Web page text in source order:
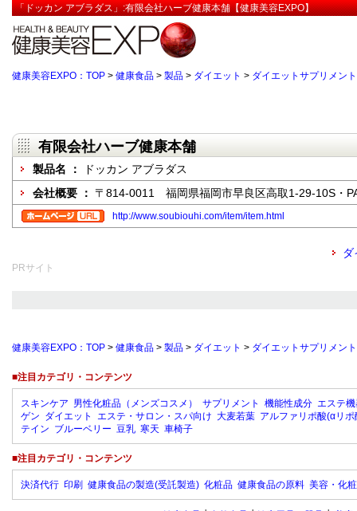
「ドッカン アブラダス」:有限会社ハーブ健康本舗【健康美容EXPO】
健康美容EXPO：TOP > 健康食品 > 製品 > ダイエット > ダイエットサプリメント
有限会社ハーブ健康本舗
製品名 ：
ドッカン アブラダス
会社概要 ： 〒814-0011 福岡県福岡市早良区高取1-29-10S・
http://www.soubiouhi.com/item/item.html
PRサイト
健康美容EXPO：TOP > 健康食品 > 製品 > ダイエット > ダイエットサプリメント
■注目カテゴリ・コンテンツ
スキンケア 男性化粧品（メンズコスメ） サプリメント 機能性成分 エステ
ゲン ダイエット エステ・サロン・スパ向け 大麦若葉 アルファリポ酸(αリポ
テイン ブルーベリー 豆乳 寒天 車椅子
■注目カテゴリ・コンテンツ
決済代行 印刷 健康食品の製造(受託製造) 化粧品 健康食品の原料 美容・化